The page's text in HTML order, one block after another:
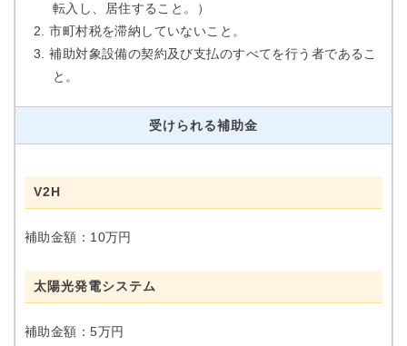
転入し、居住すること。）
市町村税を滞納していないこと。
補助対象設備の契約及び支払のすべてを行う者であるこ
と。
受けられる補助金
V2H
補助金額：10万円
太陽光発電システム
補助金額：5万円